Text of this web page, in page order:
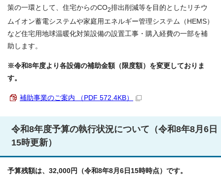
策の一環として、住宅からのCO2排出削減等を目的としたリチウ
ムイオン蓄電システムや家庭用エネルギー管理システム（HEMS）
など住宅用地球温暖化対策設備の設置工事・購入経費の一部を補
助します。
※令和8年度より各設備の補助金額（限度額）を変更しておりま
す。
補助事業のご案内 （PDF 572.4KB）
令和8年度予算の執行状況について（令和8年8月6日
15時更新）
予算残額は、32,000円（令和8年8月6日15時時点）です。